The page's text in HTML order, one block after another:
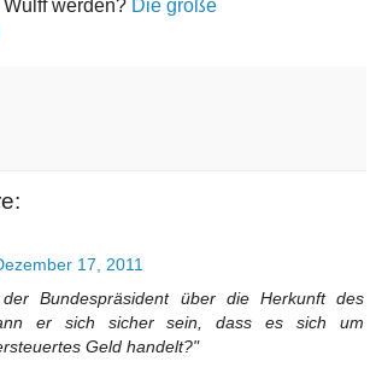
werden? Die große
17, 2011
Bundespräsident über die Herkunft des
er sich sicher sein, dass es sich um
Geld handelt?"